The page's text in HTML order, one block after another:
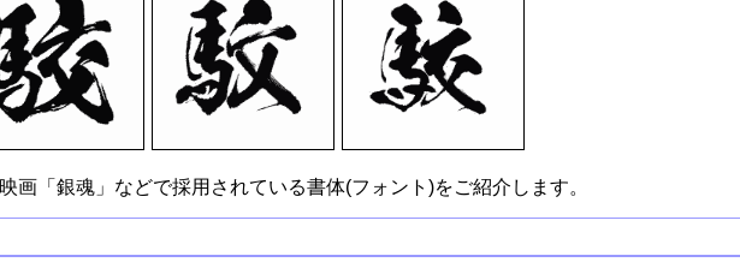
画「銀魂」などで採用されている書体(フォント)をご紹介します。